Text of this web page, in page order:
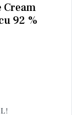
Cream
92 %